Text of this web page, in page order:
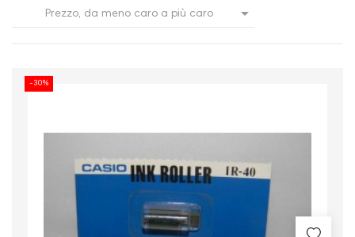
Prezzo, da meno caro a più caro 
-30%